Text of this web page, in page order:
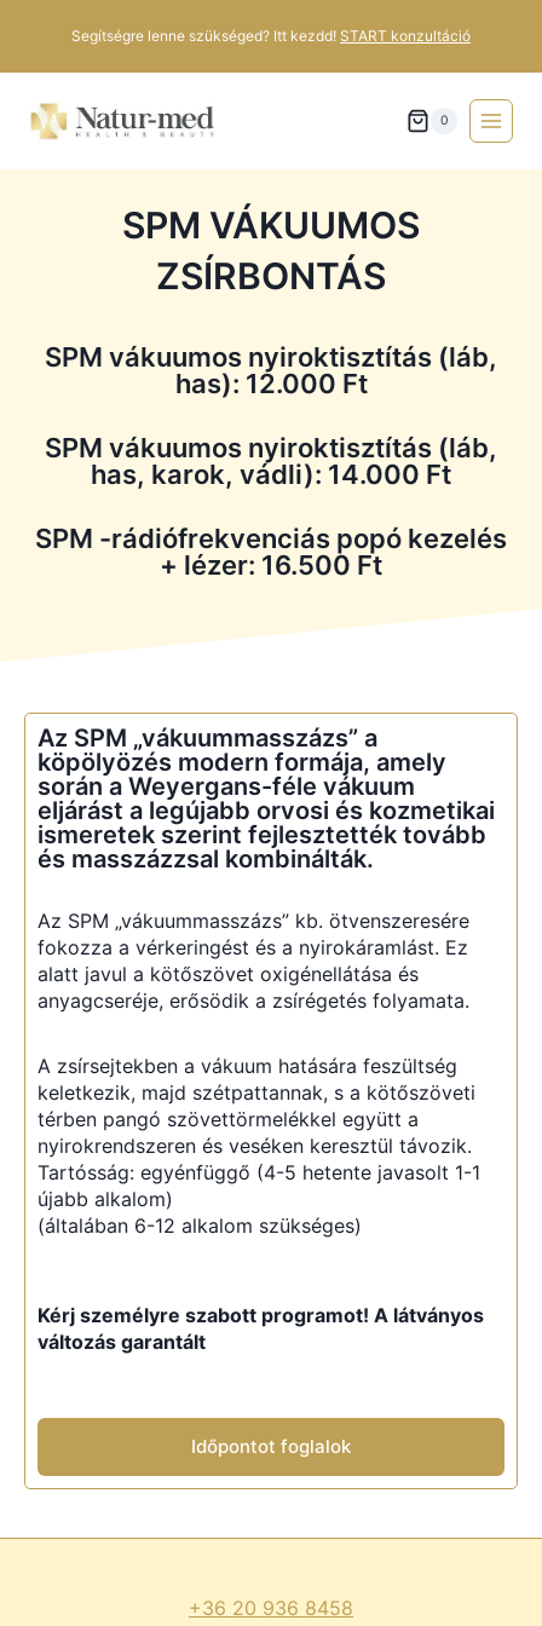
Segítségre lenne szükséged? Itt kezdd! START konzultáció
0
SPM VÁKUUMOS
ZSÍRBONTÁS
SPM vákuumos nyiroktisztítás (láb,
has): 12.000 Ft
SPM vákuumos nyiroktisztítás (láb,
has, karok, vádli): 14.000 Ft
SPM -rádiófrekvenciás popó kezelés
+ lézer: 16.500 Ft
Az SPM „vákuummasszázs” a
köpölyözés modern formája, amely
során a Weyergans-féle vákuum
eljárást a legújabb orvosi és kozmetikai
ismeretek szerint fejlesztették tovább
és masszázzsal kombinálták.
Az SPM „vákuummasszázs” kb. ötvenszeresére
fokozza a vérkeringést és a nyirokáramlást. Ez
alatt javul a kötőszövet oxigénellátása és
anyagcseréje, erősödik a zsírégetés folyamata.
A zsírsejtekben a vákuum hatására feszültség
keletkezik, majd szétpattannak, s a kötőszöveti
térben pangó szövettörmelékkel együtt a
nyirokrendszeren és veséken keresztül távozik.
Tartósság: egyénfüggő (4-5 hetente javasolt 1-1
újabb alkalom)
(általában 6-12 alkalom szükséges)
Kérj személyre szabott programot! A látványos
változás garantált
Időpontot foglalok
+36 20 936 8458